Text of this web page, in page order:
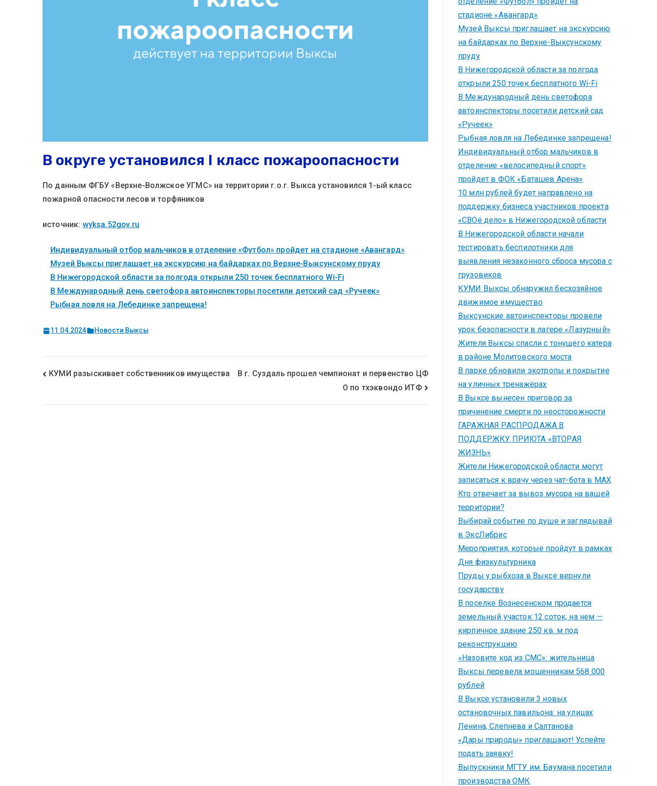
В округе установился I класс пожароопасности
По данным ФГБУ «Верхне-Волжское УГМС» на территории г.о.г. Выкса установился 1-ый класс
пожарной опасности лесов и торфяников
источник: wyksa.52gov.ru
Индивидуальный отбор мальчиков в отделение «Футбол» пройдет на стадионе «Авангард»
Музей Выксы приглашает на экскурсию на байдарках по Верхне-Выксунскому пруду
В Нижегородской области за полгода открыли 250 точек бесплатного Wi-Fi
В Международный день светофора автоинспекторы посетили детский сад «Ручеек»
Рыбная ловля на Лебединке запрещена!
11.04.2024 Новости Выксы
КУМИ разыскивает собственников имущества
В г. Суздаль прошел чемпионат и первенство ЦФ
О по тхэквондо ИТФ
стадионе «Авангард»
Музей Выксы приглашает на экскурсию
на байдарках по Верхне-Выксунскому
пруду
В Нижегородской области за полгода
открыли 250 точек бесплатного Wi-Fi
В Международный день светофора
автоинспекторы посетили детский сад
«Ручеек»
Рыбная ловля на Лебединке запрещена!
Индивидуальный отбор мальчиков в
отделение «велосипедный спорт»
пройдет в ФОК «Баташев Арена»
10 млн рублей будет направлено на
поддержку бизнеса участников проекта
«СВОё дело» в Нижегородской области
В Нижегородской области начали
тестировать беспилотники для
выявления незаконного сброса мусора с
грузовиков
КУМИ Выксы обнаружил бесхозяйное
движимое имущество
Выксунские автоинспекторы провели
урок безопасности в лагере «Лазурный»
Жителя Выксы спасли с тонущего катера
в районе Молитовского моста
В парке обновили экотропы и покрытие
на уличных тренажёрах
В Выксе вынесен приговор за
причинение смерти по неосторожности
ГАРАЖНАЯ РАСПРОДАЖА В
ПОДДЕРЖКУ ПРИЮТА «ВТОРАЯ
ЖИЗНЬ»
Жители Нижегородской области могут
записаться к врачу через чат-бота в MAX
Кто отвечает за вывоз мусора на вашей
территории?
Выбирай событие по душе и заглядывай
в ЭксЛибрис
Мероприятия, которые пройдут в рамках
Дня физкультурника
Пруды у рыбхоза в Выксе вернули
государству
В поселке Вознесенском продается
земельный участок 12 соток, на нем —
кирпичное здание 250 кв. м под
реконструкцию
«Назовите код из СМС»: жительница
Выксы перевела мошенникам 568 000
рублей
В Выксе установили 3 новых
остановочных павильона: на улицах
Ленина, Слепнева и Салтанова
«Дары природы» приглашают! Успейте
подать заявку!
Выпускники МГТУ им. Баумана посетили
производства ОМК